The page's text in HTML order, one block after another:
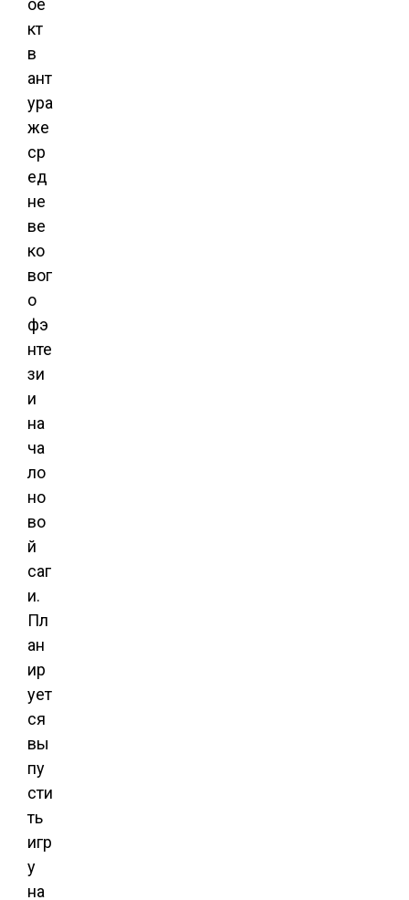
ое
кт
в
ант
ура
же
ср
ед
не
ве
ко
вог
о
фэ
нте
зи
и
на
ча
ло
но
во
й
саг
и.
Пл
ан
ир
ует
ся
вы
пу
сти
ть
игр
у
на